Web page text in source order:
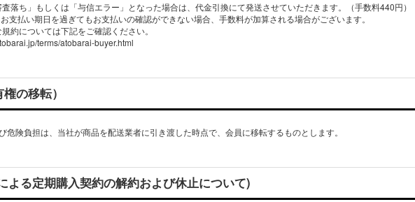
査落ち」もしくは「与信エラー」となった場合は、代金引換にて発送させていただきます。（手数料440円）
払い期日を過ぎてもお支払いの確認ができない場合、手数料が加算される場合がございます。
約については下記をご確認ください。
terms/atobarai-buyer.html
の移転）
危険負担は、当社が商品を配送業者に引き渡した時点で、会員に移転するものとします。
よる定期購入契約の解約および休止について)